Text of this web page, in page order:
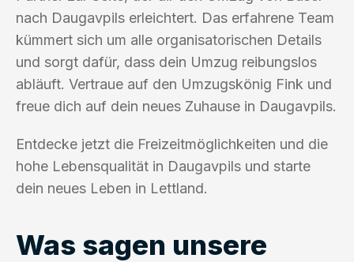
nach Daugavpils erleichtert. Das erfahrene Team
kümmert sich um alle organisatorischen Details
und sorgt dafür, dass dein Umzug reibungslos
abläuft. Vertraue auf den Umzugskönig Fink und
freue dich auf dein neues Zuhause in Daugavpils.
Entdecke jetzt die Freizeitmöglichkeiten und die
hohe Lebensqualität in Daugavpils und starte
dein neues Leben in Lettland.
Was sagen unsere